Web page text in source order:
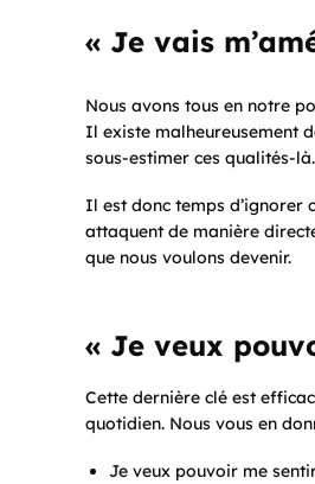
« Je vais
Nous avons tous en notre
Il existe malheureusement
sous-estimer ces qualités-là.
Il est donc temps d’ignorer
attaquent de manière
que nous voulons devenir.
« Je veux
Cette dernière clé est
quotidien. Nous vous en
Je veux pouvoir me